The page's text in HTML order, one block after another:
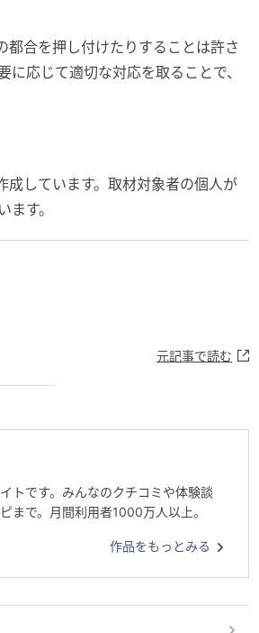
都合を押し付けたりすることは許さ
応じて適切な対応を取ることで、
しています。取材対象者の個人が
す。
元記事で読む
トです。みんなのクチコミや体験談
まで。月間利用者1000万人以上。
作品をもっとみる